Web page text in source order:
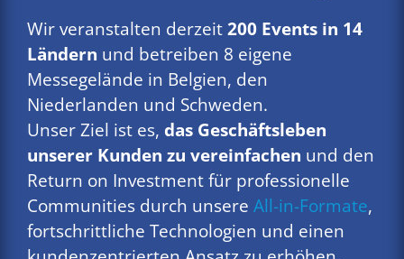
Wir veranstalten derzeit200 Events in 14
Ländern und betreiben 8 eigene
Messegelände in Belgien, den
Niederlanden und Schweden.
Unser Ziel ist es, das Geschäftsleben
unserer Kunden zu vereinfachen und den
Return on Investment für professionelle
Communities durch unsere All-in-Formate,
fortschrittliche Technologien und einen